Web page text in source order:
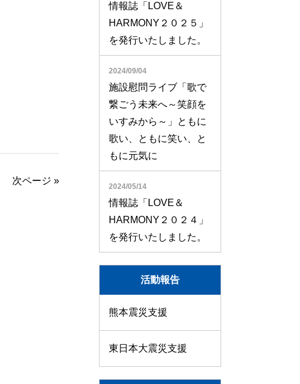
次ページ »
情報誌「LOVE＆
HARMONY２０２５」
を発行いたしました。
2024/09/04
施設慰問ライブ「歌で
繋ごう未来へ～笑顔を
いすみから～」ともに
歌い、ともに笑い、と
もに元気に
2024/05/14
情報誌「LOVE＆
HARMONY２０２４」
を発行いたしました。
活動報告
熊本震災支援
東日本大震災支援